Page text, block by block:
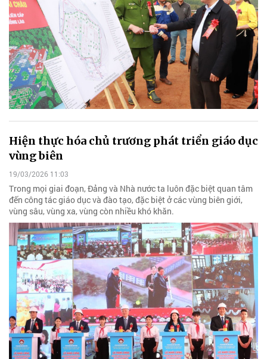
Hiện thực hóa chủ trương phát triển giáo dục
vùng biên
19/03/2026 11:03
Trong mọi giai đoạn, Đảng và Nhà nước ta luôn đặc biệt quan tâm
đến công tác giáo dục và đào tạo, đặc biệt ở các vùng biên giới,
vùng sâu, vùng xa, vùng còn nhiều khó khăn.